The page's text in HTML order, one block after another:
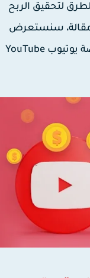
لتحقيق الربح
سنستعرض
الشروط الأساسية لتحقيق الربح من منصة يوتيوب YouTube